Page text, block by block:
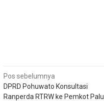
Navigasi
pos
Pos sebelumnya
DPRD Pohuwato Konsultasi
Ranperda RTRW ke Pemkot Palu